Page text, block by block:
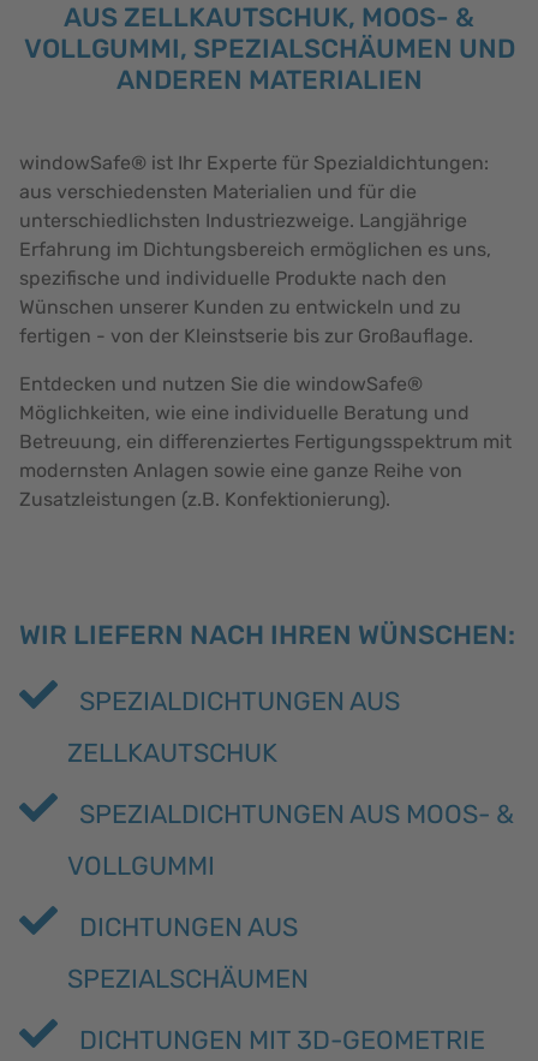
AUS ZELLKAUTSCHUK, MOOS- &
VOLLGUMMI, SPEZIALSCHÄUMEN UND
ANDEREN MATERIALIEN
windowSafe® ist Ihr Experte für Spezialdichtungen:
aus verschiedensten Materialien und für die
unterschiedlichsten Industriezweige. Langjährige
Erfahrung im Dichtungsbereich ermöglichen es uns,
spezifische und individuelle Produkte nach den
Wünschen unserer Kunden zu entwickeln und zu
fertigen - von der Kleinstserie bis zur Großauflage.
Entdecken und nutzen Sie die windowSafe®
Möglichkeiten, wie eine individuelle Beratung und
Betreuung, ein differenziertes Fertigungsspektrum mit
modernsten Anlagen sowie eine ganze Reihe von
Zusatzleistungen (z.B. Konfektionierung).
WIR LIEFERN NACH IHREN WÜNSCHEN:
SPEZIALDICHTUNGEN AUS
ZELLKAUTSCHUK
SPEZIALDICHTUNGEN AUS MOOS- &
VOLLGUMMI
DICHTUNGEN AUS
SPEZIALSCHÄUMEN
DICHTUNGEN MIT 3D-GEOMETRIE